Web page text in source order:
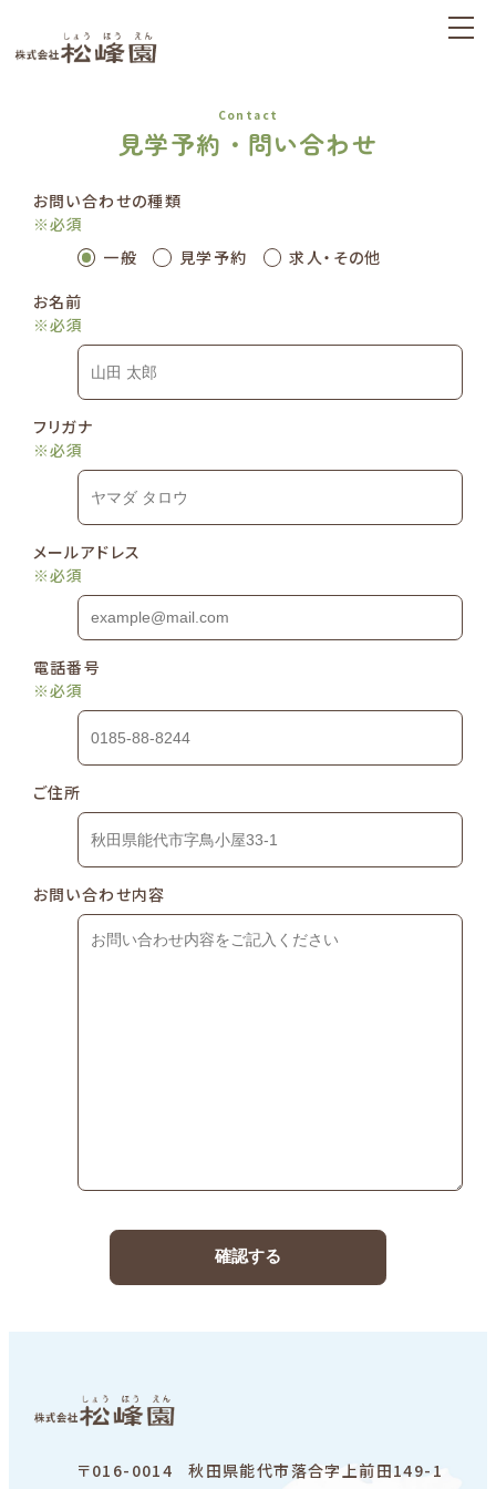
Contact
見学予約・問い合わせ
お問い合わせの種類
※必須
一般
見学予約
求人・その他
お名前
※必須
フリガナ
※必須
メールアドレス
※必須
電話番号
※必須
ご住所
お問い合わせ内容
〒016-0014
秋田県能代市落合字上前田149-1